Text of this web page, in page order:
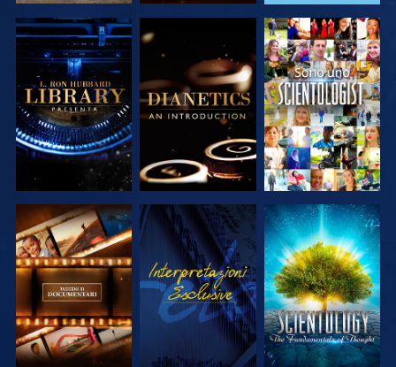
ESPLORA LE
SERIE
ESPLORA LE
SERIE
GUARDA
ESPLORA LE
SERIE
GUARDA
ESPLORA LE
SERIE